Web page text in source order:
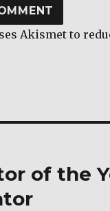
Akismet to
of the